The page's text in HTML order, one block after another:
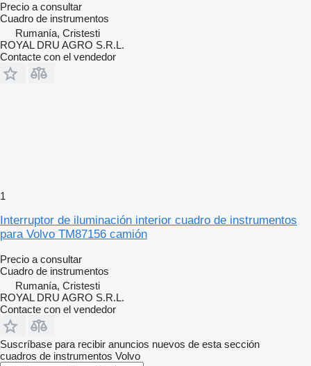
Precio a consultar
Cuadro de instrumentos
Rumanía, Cristesti
ROYAL DRU AGRO S.R.L.
Contacte con el vendedor
1
Interruptor de iluminación interior cuadro de instrumentos
para Volvo TM87156 camión
Precio a consultar
Cuadro de instrumentos
Rumanía, Cristesti
ROYAL DRU AGRO S.R.L.
Contacte con el vendedor
Suscríbase para recibir anuncios nuevos de esta sección
cuadros de instrumentos Volvo